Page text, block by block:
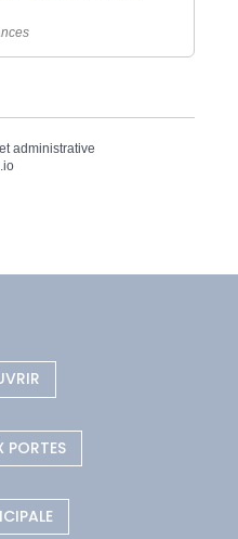
administrative
PORTES